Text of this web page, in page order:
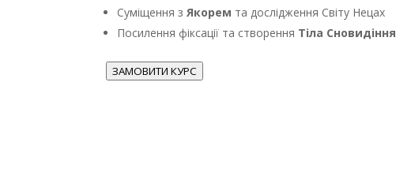
Суміщення зЯкорем та дослідження Світу Нецах
Посилення фіксації та створення Тіла Сновидіння
ЗАМОВИТИ КУРС